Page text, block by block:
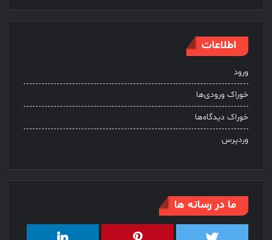
اطلاعات
ورود
خوراک ورودی‌ها
خوراک دیدگاه‌ها
وردپرس
ما در رسانه ها